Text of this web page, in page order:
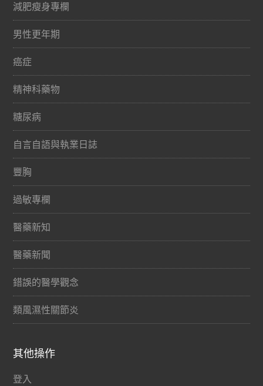
減肥瘦身專欄
男性更年期
癌症
精神科藥物
糖尿病
自言自語與執業日誌
豐胸
過敏專欄
醫藥新知
醫藥新聞
錯誤的醫學觀念
類風濕性關節炎
其他操作
登入